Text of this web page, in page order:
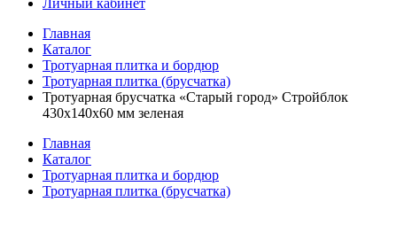
Личный кабинет
Главная
Каталог
Тротуарная плитка и бордюр
Тротуарная плитка (брусчатка)
Тротуарная брусчатка «Старый город» Стройблок
430x140x60 мм зеленая
Главная
Каталог
Тротуарная плитка и бордюр
Тротуарная плитка (брусчатка)